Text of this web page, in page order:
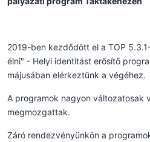
2019-ben kezdődött el a TOP
élni" - Helyi identitást erősítő
májusában elérkeztünk a végéhez.
A programok nagyon változatosak
megmozgattak.
Záró rendezvényünkön a